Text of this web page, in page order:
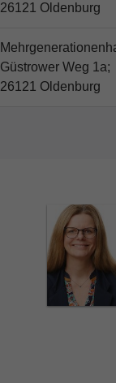
26121 Oldenburg
Güstrower Weg 1a;
26121 Oldenburg